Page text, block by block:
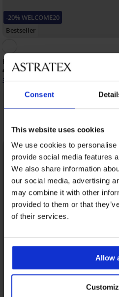
Consent
This website uses cookies
We use cookies to
provide social media features
We also share information
our social media, advertising
may combine it with other
provided to them or that
of their services.
Allow
-20% WELCOME20
Bestseller
Reggiseno Maia 4D modellante
40,99 €
32,79 € codice: WELCOME20
Scopri